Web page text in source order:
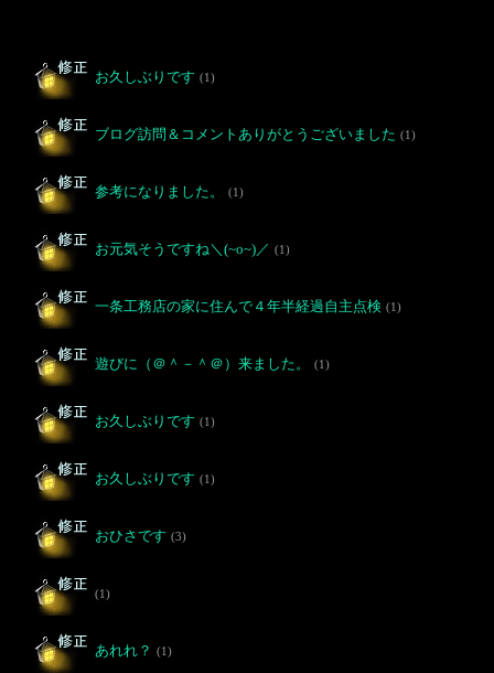
お久しぶりです (1)
ブログ訪問＆コメントありがとうございました (1)
参考になりました。 (1)
お元気そうですね＼(~o~)／ (1)
一条工務店の家に住んで４年半経過自主点検 (1)
遊びに（＠＾－＾＠）来ました。 (1)
お久しぶりです (1)
お久しぶりです (1)
おひさです (3)
(1)
あれれ？ (1)